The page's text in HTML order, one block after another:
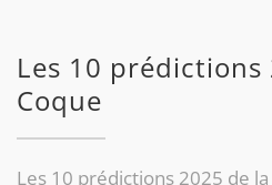
Les 10 prédictions
Coque
Les 10 prédictions 2025 de